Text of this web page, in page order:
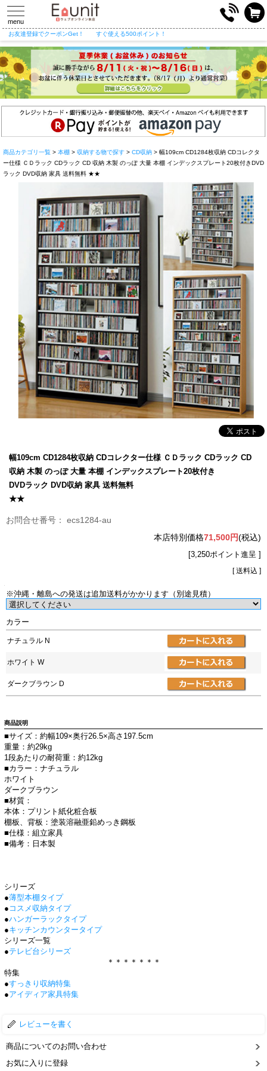
toggle
navigation
menu
お友達登録でクーポンGet！ すぐ使える500ポイント！
商品カテゴリ一覧 > 本棚 > 収納する物で探す > CD収納 > 幅109cm CD1284枚収納 CDコレクタ
ー仕様 ＣＤラック CDラック CD 収納 木製 のっぽ 大量 本棚 インデックスプレート20枚付きDVD
ラック DVD収納 家具 送料無料 ★★
幅109cm CD1284枚収納 CDコレクター仕様 ＣＤラック CDラック CD
収納 木製 のっぽ 大量 本棚 インデックスプレート20枚付き
DVDラック DVD収納 家具 送料無料
★★
ecs1284-au
本店特別価格71,500円(税込)
[3,250ポイント進呈 ]
[ 送料込 ]
※沖縄・離島への発送は追加送料がかかります（別途見積）
カラー
ナチュラル N
ホワイト W
ダークブラウン D
商品説明
■サイズ：約幅109×奥行26.5×高さ197.5cm
重量：約29kg
1段あたりの耐荷重：約12kg
■カラー：ナチュラル
ホワイト
ダークブラウン
■材質：
本体：プリント紙化粧合板
棚板、背板：塗装溶融亜鉛めっき鋼板
■仕様：組立家具
■備考：日本製
シリーズ
●薄型本棚タイプ
● コスメ収納タイプ
●ハンガーラックタイプ
●キッチンカウンタータイプ
シリーズ一覧
●テレビ台シリーズ
＊＊＊＊＊＊＊
特集
●すっきり収納特集
●アイディア家具特集
レビューを書く
商品についてのお問い合わせ
お気に入りに登録